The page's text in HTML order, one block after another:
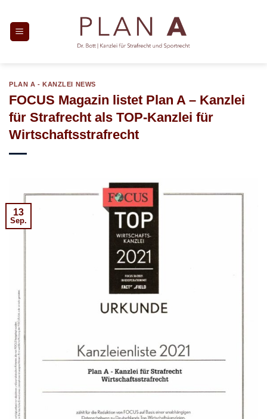
Inhalt
springen
PLAN A - KANZLEI NEWS
FOCUS Magazin listet Plan A – Kanzlei
für Strafrecht als TOP-Kanzlei für
Wirtschaftsstrafrecht
13
Sep.